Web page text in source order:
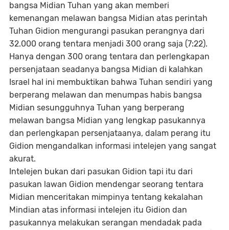
bangsa Midian Tuhan yang akan memberi
kemenangan melawan bangsa Midian atas perintah
Tuhan Gidion mengurangi pasukan perangnya dari
32.000 orang tentara menjadi 300 orang saja (7:22).
Hanya dengan 300 orang tentara dan perlengkapan
persenjataan seadanya bangsa Midian di kalahkan
Israel hal ini membuktikan bahwa Tuhan sendiri yang
berperang melawan dan menumpas habis bangsa
Midian sesungguhnya Tuhan yang berperang
melawan bangsa Midian yang lengkap pasukannya
dan perlengkapan persenjataanya, dalam perang itu
Gidion mengandalkan informasi intelejen yang sangat
akurat.
Intelejen bukan dari pasukan Gidion tapi itu dari
pasukan lawan Gidion mendengar seorang tentara
Midian menceritakan mimpinya tentang kekalahan
Mindian atas informasi intelejen itu Gidion dan
pasukannya melakukan serangan mendadak pada